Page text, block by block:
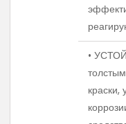
•
краски,